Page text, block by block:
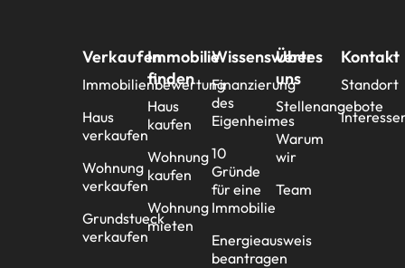
Verkaufen
Immobilienbewertung
Haus
verkaufen
Wohnung
verkaufen
Grundstueck
verkaufen
Immobilie
finden
Haus
kaufen
Wohnung
kaufen
Wohnung
mieten
Wissenswertes
Finanzierung
des
Eigenheimes
10
Gründe
für eine
Immobilie
Energieausweis
beantragen
Über
uns
Stellenangebote
Warum
wir
Team
Kontakt
Standort